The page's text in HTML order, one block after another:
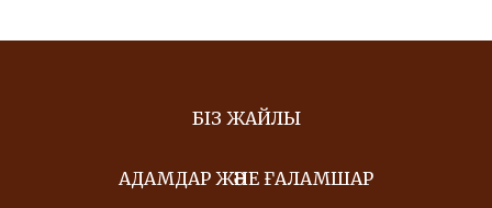
БІЗ ЖАЙЛЫ
АДАМДАР ЖӘНЕ ҒАЛАМШАР